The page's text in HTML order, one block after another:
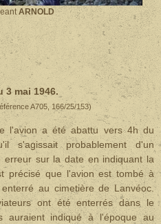
ARNOLD
3 mai 1946.
A705, 166/25/153)
l'avion a été abattu vers 4h du
s'agissait probablement d'un
erreur sur la date en indiquant la
que l'avion est tombé à
au cimetière de Lanvéoc.
ont été enterrés dans le
auraient indiqué à l'époque au